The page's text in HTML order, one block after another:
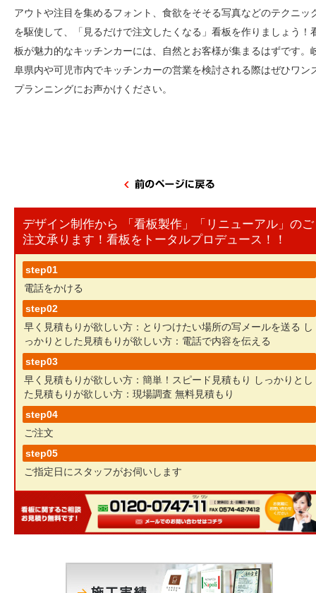
アウトや注目を集めるフォント、食欲をそそる写真などのテクニッ
を駆使して、「見るだけで注文したくなる」看板を作りましょう！
板が魅力的なキッチンカーには、自然とお客様が集まるはずです。
阜県内や可児市内でキッチンカーの営業を検討される際はぜひワン
プランニングにお声かけください。
デザイン制作から 「看板製作」「リニューアル」のご
注文承ります！看板をトータルプロデュース！！
step01
電話をかける
step02
早く見積もりが欲しい方：とりつけたい場所の写メールを送る し
っかりとした見積もりが欲しい方：電話で内容を伝える
step03
早く見積もりが欲しい方：簡単！スピード見積もり
しっかりとし
た見積もりが欲しい方：現場調査 無料見積もり
step04
ご注文
step05
ご指定日にスタッフがお伺いします